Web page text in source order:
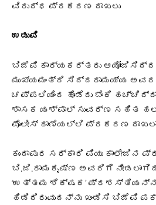
ವಿರುದ್ಧ ಪ್ರಕರಣ ದಾಖಲು
ಉಡುಪಿ
ಬಿಜೆಪಿ ಕಾರ್ಯಕರ್ತರು
ಮುಖ್ಯಮಂತ್ರಿ ಸಿದ್ದರಾಮಯ್ಯ
ಚಪ್ಪಲಿಯಿಂದ ಹೊಡೆದು ಬೆಂಕಿ
ಶಾಸಕ ಯಶ್ಪಾಲ್ ಸುವರ್ಣ ಸಹಿತ
ಪೊಲೀಸ್ ಠಾಣೆಯಲ್ಲಿ ಪ್ರಕರಣ
ಕುಂದಾಪುರ ಸರ್ಕಾರಿ ಪಿಯು ಕಾಲೇಜಿನ
ಬಿ.ಜಿ.ರಾಮಕೃಷ್ಣ ಅವರಿಗೆ
‘ಉತ್ತಮ ಶಿಕ್ಷಕ’
ಹಿಡಿದಿರುವುದನ್ನು ಖಂಡಿಸಿ ಬಿಜೆಪಿ